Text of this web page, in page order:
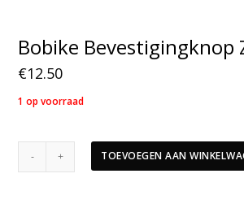
Bobike Bevestigingknop
€12.50
1 op voorraad
Bevestigingknop
TOEVOEGEN AAN